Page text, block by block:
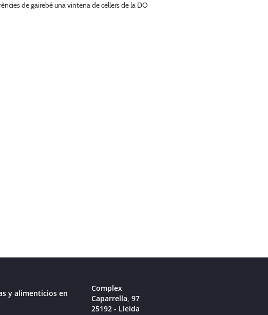
de gairebé una vintena de cellers de la DO
y alimenticios en
Complex
Caparrella, 97
25192 - Lleida